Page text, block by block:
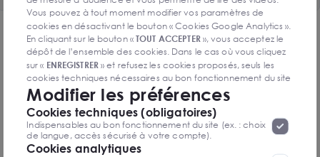
DPE & GES
Diagnostic de performance énergétique
Diagnostics DPE en cours de réalisation
Vous pouvez à tout moment modifier vos paramètres de
cookies en désactivant le bouton « Cookies Google Analytics ».
En cliquant sur le bouton «TOUT ACCEPTER», vous acceptez le
dépôt de l’ensemble des cookies. Dans le cas où vous cliquez
sur « ENREGISTRER» et refusez les cookies proposés, seuls les
cookies techniques nécessaires au bon fonctionnement du site
seront déposés. Pour plus d’informations, vous pouvez consulter
«Protection des données à caractère
personnel ».Lorsque vous naviguez sur notre site internet, il
peut être amenée à déposer des cookies. Vous avez la
possibilité de désactiver les cookies, ces réglages ne seront
Modifier les préférences
Cookies techniques (obligatoires)
Indispensables au bon fonctionnement du site (ex. : choix
de langue, accès sécurisé à votre compte).
Cookies analytiques